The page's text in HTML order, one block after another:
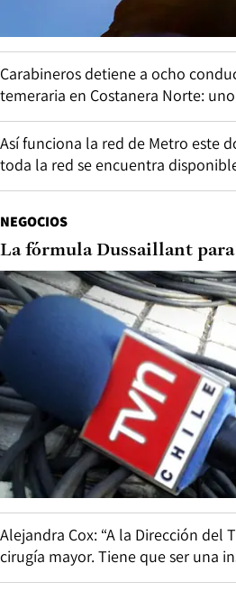
Carabineros detiene a ocho
temeraria en Costanera Norte:
Así funciona la red de Metro este
toda la red se encuentra
NEGOCIOS
La fórmula Dussaillant para
Alejandra Cox: “A la Dirección del
cirugía mayor. Tiene que ser una